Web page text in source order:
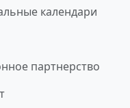
календари
партнерство